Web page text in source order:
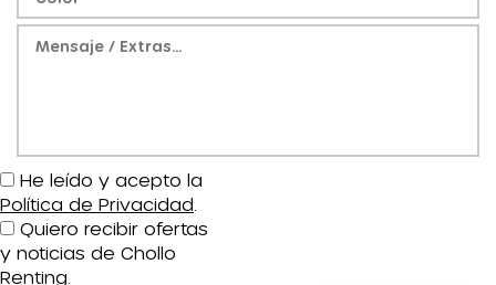
He leído y acepto la
Política de Privacidad
Quiero recibir ofertas
y noticias de Chollo
Renting.